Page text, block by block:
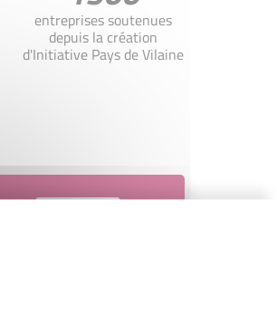
entreprises soutenues
depuis la création
d'Initiative Pays de Vilaine